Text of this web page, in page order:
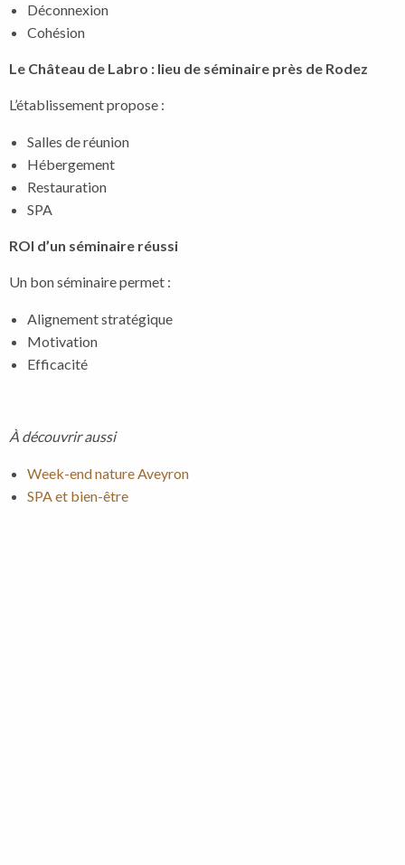
Déconnexion
Cohésion
Le Château de Labro : lieu de séminaire près de Rodez
L’établissement propose :
Salles de réunion
Hébergement
Restauration
SPA
ROI d’un séminaire réussi
Un bon séminaire permet :
Alignement stratégique
Motivation
Efficacité
À découvrir aussi
Week-end nature Aveyron
SPA et bien-être